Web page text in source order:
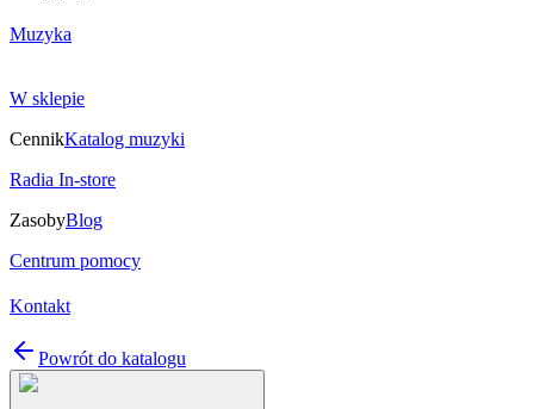
Muzyka
W sklepie
CennikKatalog muzyki
Radia In-store
ZasobyBlog
Centrum pomocy
Kontakt
Powrót do katalogu